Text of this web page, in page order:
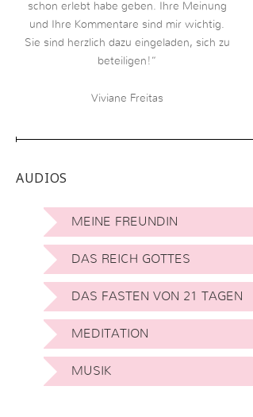
schon erlebt habe geben. Ihre Meinung
und Ihre Kommentare sind mir wichtig.
Sie sind herzlich dazu eingeladen, sich zu
beteiligen!“
Viviane Freitas
AUDIOS
MEINE FREUNDIN
DAS REICH GOTTES
DAS FASTEN VON 21 TAGEN
MEDITATION
MUSIK